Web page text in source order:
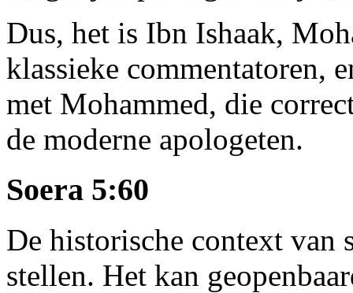
Dus, het is Ibn Ishaak,
klassieke commentatoren,
met Mohammed, die
de moderne apologeten.
Soera 5:60
De historische context van
stellen. Het kan